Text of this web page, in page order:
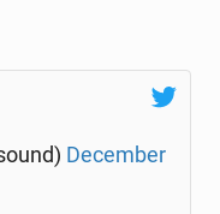
De­cem­ber